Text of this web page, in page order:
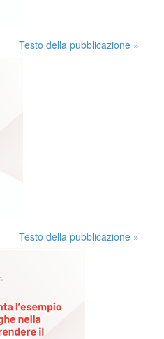
Testo della pubblicazione »
Testo della pubblicazione »